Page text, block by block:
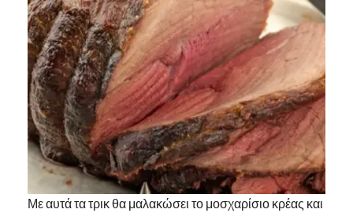
Με αυτά τα τρικ θα μαλακώσει το μοσχαρίσιο κρέας και